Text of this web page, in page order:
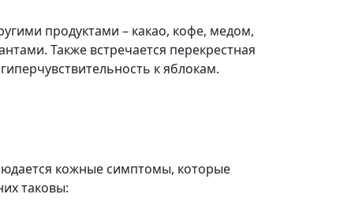
продуктами – какао, кофе, медом,
Также встречается перекрестная
к яблокам.
кожные симптомы, которые
таковы: